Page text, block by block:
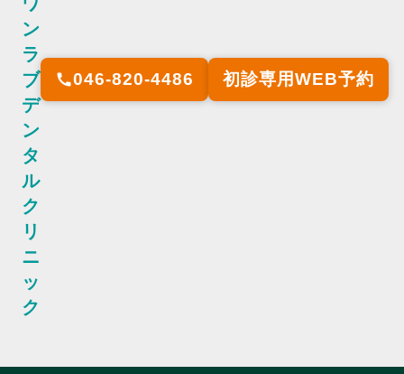
ン
ラ
ブ
デ
ン
タ
ル
ク
リ
ニ
ッ
ク
call046-820-4486 初診専用WEB予約